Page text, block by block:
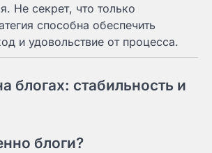
Не секрет, что только
способна обеспечить
и удовольствие от процесса.
блогах: стабильность и
блоги?